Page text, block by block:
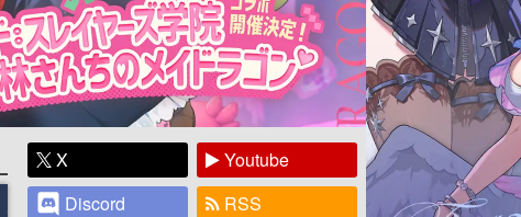
X
Youtube
Discord
RSS